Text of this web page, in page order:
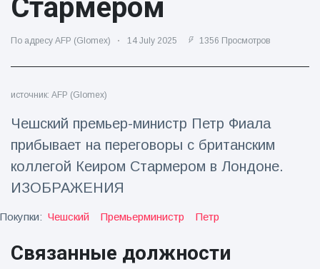
Путешествия и приключения
фокусника из
наручников
вызвал смех у
аудитории
16 July
206
Просмотров
Консерваторы
рождение
низкогорного
тапира в
16 July
195
Стармером
По адресу AFP (Glomex) 14 July 2025 1356 Просмотров
источник: AFP (Glomex)
Чешский премьер-министр Петр Фиала
прибывает на переговоры с британским
коллегой Кеиром Стармером в Лондоне.
ИЗОБРАЖЕНИЯ
Покупки: Чешский Премьерминистр Петр
Связанные должности